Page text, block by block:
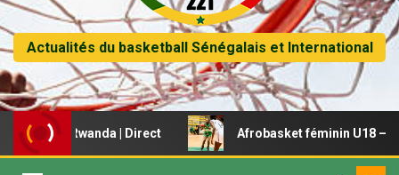
Actualités du basketball Sénégalais et International
vs Rwanda | Direct Afrobasket féminin U18 – Le